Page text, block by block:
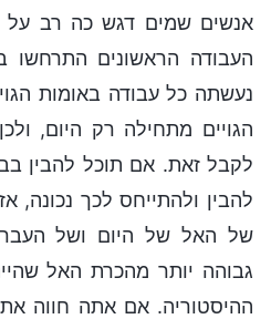
אנשים שמים דגש כה רב על
העבודה הראשונים
נעשתה כל עבודה באומות
הגויים מתחילה רק היום,
לקבל זאת. אם תוכל להבין
להבין ולהתייחס לכך נכונה,
של האל של היום ושל
גבוהה יותר מהכרת האל
ההיסטוריה. אם אתה חווה